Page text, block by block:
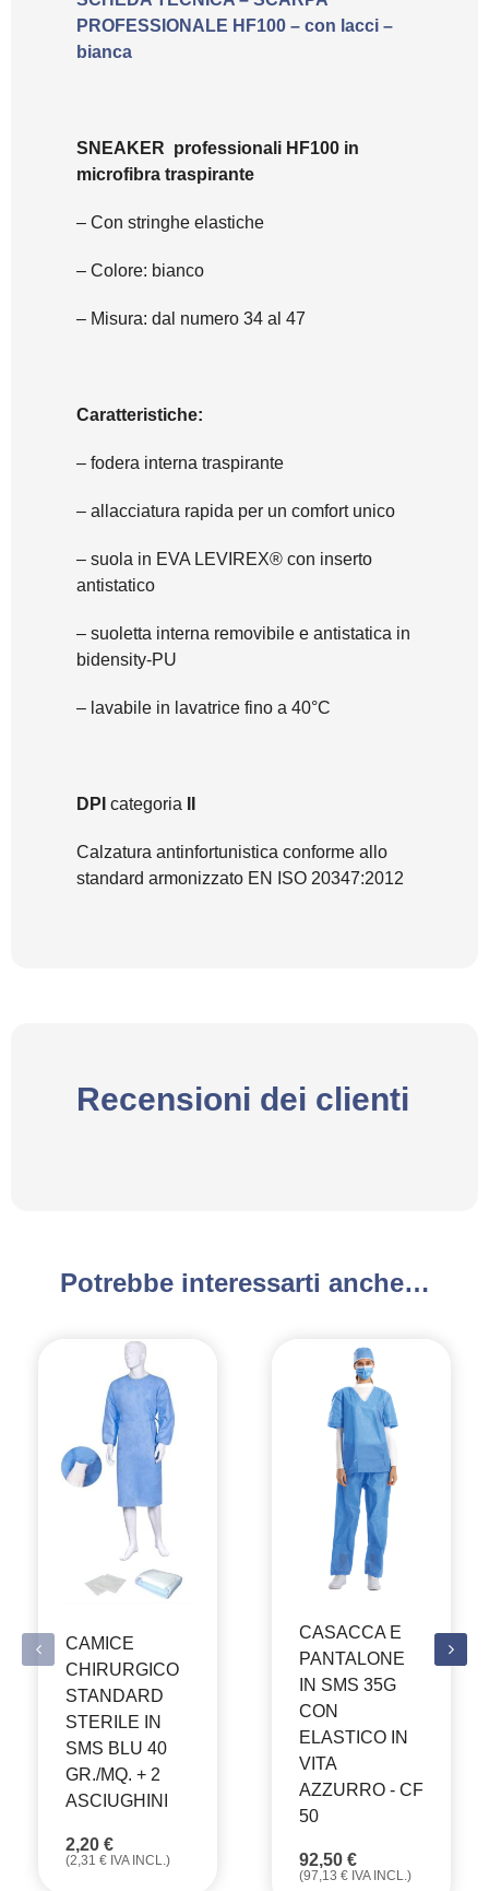
PROFESSIONALE HF100 – con lacci –
bianca
SNEAKER professionali HF100 in
microfibra traspirante
– Con stringhe elastiche
– Colore: bianco
– Misura: dal numero 34 al 47
Caratteristiche:
– fodera interna traspirante
– allacciatura rapida per un comfort unico
– suola in EVA LEVIREX® con inserto
antistatico
– suoletta interna removibile e antistatica in
bidensity-PU
– lavabile in lavatrice fino a 40°C
DPI categoria
Calzatura antinfortunistica conforme allo
standard armonizzato EN ISO 20347:2012
Recensioni dei clienti
Potrebbe interessarti anche…
CAMICE
CHIRURGICO
STANDARD
STERILE IN
SMS BLU 40
GR./MQ. + 2
ASCIUGHINI
2,20 €
(2,31 € IVA INCL.)
CASACCA E
PANTALONE
IN SMS 35G
CON
ELASTICO IN
VITA
AZZURRO - CF
50
92,50 €
(97,13 € IVA INCL.)